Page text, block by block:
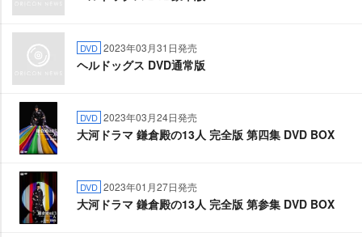
DVD 2023年03月31日発売
ヘルドッグス DVD通常版
DVD 2023年03月24日発売
大河ドラマ 鎌倉殿の13人 完全版 第四集 DVD BOX
DVD 2023年01月27日発売
大河ドラマ 鎌倉殿の13人 完全版 第参集 DVD BOX